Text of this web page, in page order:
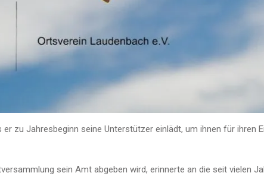
zu Jahresbeginn seine Unterstützer einlädt, um ihnen für ihren
sein Amt abgeben wird, erinnerte an die seit vielen